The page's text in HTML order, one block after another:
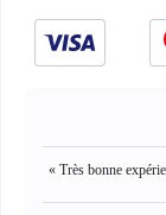
« Très bonne